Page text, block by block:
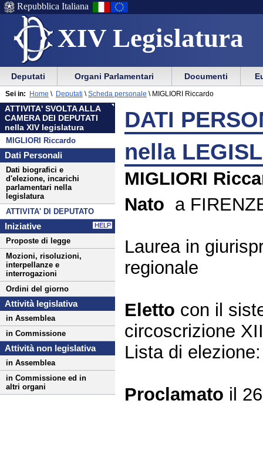
XIV Legislatura
Menu
di
ausilio
alla
navigazione
Vai
Menu
di
navigazione
principale
Repubblica Italiana
Menu
di
navigazione
principale
Vai
menu
di
sezione
Deputati Organi Parlamentari Documenti
ATTIVITA' SVOLTA ALLA
CAMERA DEI DEPUTATI
nella XIV legislatura
MIGLIORI Riccardo
Dati Personali
Dati biografici e
d'elezione, incarichi
parlamentari nella
legislatura
ATTIVITA' DI DEPUTATO
Iniziative HELP
Proposte di legge
Mozioni, risoluzioni,
interpellanze e
interrogazioni
Ordini del giorno
Attività legislativa
in Assemblea
in Commissione
Attività non legislativa
in Assemblea
in Commissione ed in
altri organi
Sei in: Home \ Deputati \ Scheda personale \ MIGLIORI Riccardo
DATI
nella
MIGLIORI
Nato a
Laurea in
regionale
Eletto con il
circoscrizione
Lista di
Proclamato il